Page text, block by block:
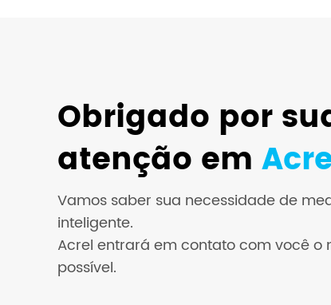
Obrigado por
atenção em
Vamos saber sua necessidade de
inteligente.
Acrel entrará em contato com você o
possível.